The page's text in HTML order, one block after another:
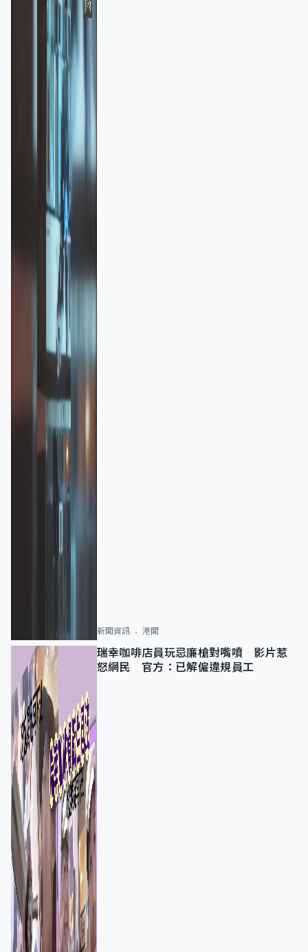
新聞資訊 港聞
瑞幸咖啡店員玩忌廉槍對嘴噴 影片惹
怒網民 官方：已解僱違規員工